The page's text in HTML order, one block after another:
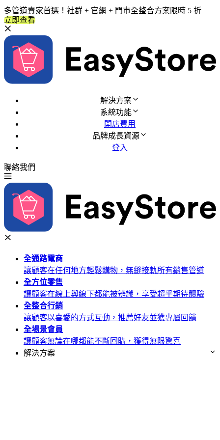
多管道賣家首選！社群 + 官網 + 門市全整合方案限時 5 折
立即查看
解決方案
系統功能
開店費用
品牌成長資源
登入
聯絡我們
全通路電商
讓顧客在任何地方輕鬆購物，無縫接軌所有銷售管道
全方位零售
讓顧客在線上與線下都能被辨識，享受超乎期待體驗
全整合行銷
讓顧客以喜愛的方式互動，推薦好友並獲專屬回饋
全場景會員
讓顧客無論在哪都能不斷回購，獲得無限驚喜
解決方案